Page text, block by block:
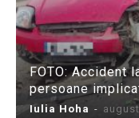
FOTO: Accident
persoane
Iulia Hoha -